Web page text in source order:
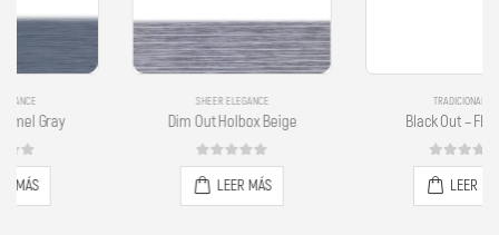
Dim Out Holbox Beige Black Out – Flint Gris